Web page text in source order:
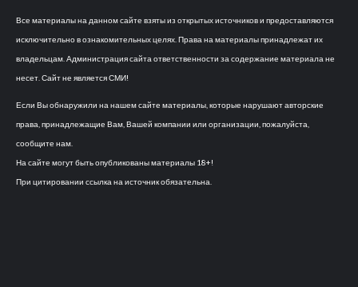
Все материалы на данном сайте взяты из открытых источников и предоставляются
исключительно в ознакомительных целях. Права на материалы принадлежат их
владельцам. Администрация сайта ответственности за содержание материала не
несет. Сайт не является СМИ!
Если Вы обнаружили на нашем сайте материалы, которые нарушают авторские
права, принадлежащие Вам, Вашей компании или организации, пожалуйста,
сообщите нам.
На сайте могут быть опубликованы материалы 18+!
При цитировании ссылка на источник обязательна.